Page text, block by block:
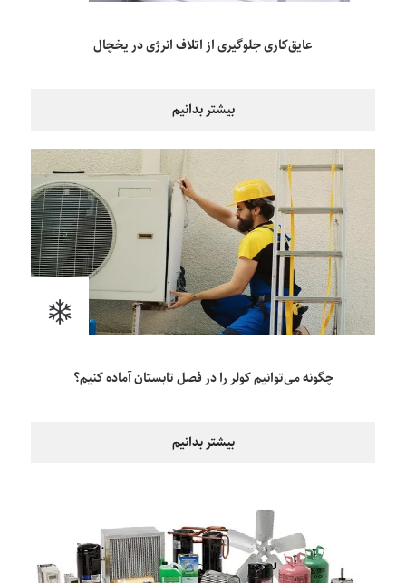
عایق‌کاری جلوگیری از اتلاف انرژی در یخچال
بیشتر بدانیم
چگونه می‌توانیم کولر را در فصل تابستان آماده کنیم؟
بیشتر بدانیم